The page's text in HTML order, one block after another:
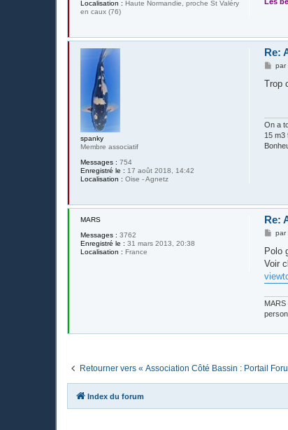
Localisation : Haute Normandie, proche St Valéry
en caux (76)
spanky
Membre associatif
Messages : 754
Enregistré le : 17 août 2018, 14:42
Localisation : Oise - Agnetz
Re:
M
s
par
Trop
On a
15 m3
MARS
Messages : 3762
Enregistré le : 31 mars 2013, 20:38
Localisation : France
Re:
M
s
a
g
e
par
Polo
Voir
Retourner vers « Association Côté Bassin : Portail
Index du forum